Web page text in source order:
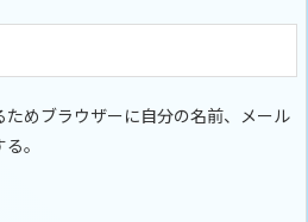
めブラウザーに自分の名前、メール
。